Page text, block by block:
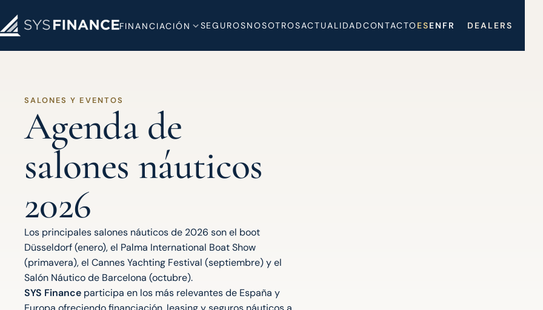
FINANCIACIÓN SEGUROSNOSOTROSACTUALIDADCONTACTOESEN FR DEALERS
SALONES Y EVENTOS
Agenda de
salones náuticos
2026
Los principales salones náuticos de 2026 son el boot
Düsseldorf (enero), el Palma International Boat Show
(primavera), el Cannes Yachting Festival (septiembre) y el
Salón Náutico de Barcelona (octubre).
SYS Finance participa en los más relevantes de España y